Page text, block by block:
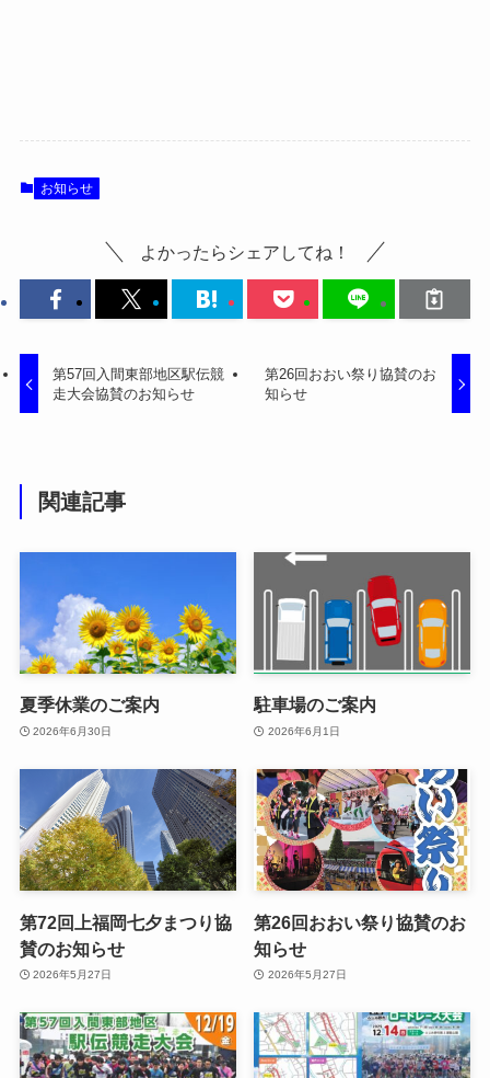
お知らせ
よかったらシェアしてね！
第57回入間東部地区駅伝競
走大会協賛のお知らせ
第26回おおい祭り協賛のお
知らせ
関連記事
夏季休業のご案内
2026年6月30日
駐車場のご案内
2026年6月1日
第72回上福岡七夕まつり協
賛のお知らせ
2026年5月27日
第26回おおい祭り協賛のお
知らせ
2026年5月27日